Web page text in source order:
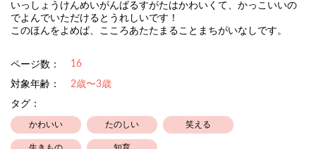
いっしょうけんめいがんばるすがたはかわいくて、かっこいいの
でよんでいただけるとうれしいです！
このほんをよめば、こころあたたまることまちがいなしです。
ページ数： 16
対象年齢：
2歳〜3歳
タグ：
かわいい たのしい 笑える